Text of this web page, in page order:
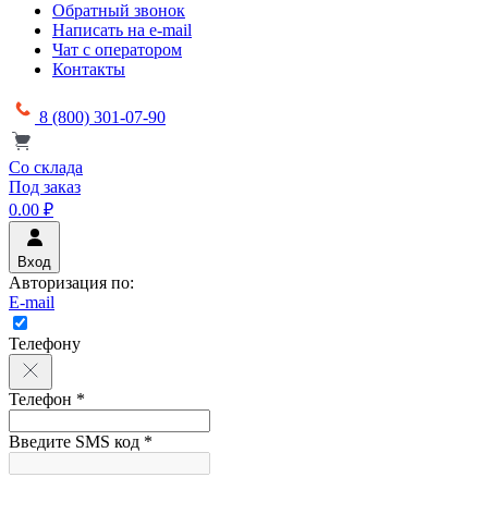
Обратный звонок
Написать на e-mail
Чат с оператором
Контакты
8 (800) 301-07-90
Со склада
Под заказ
0.00 ₽
Вход
Авторизация по:
E-mail
Телефону
Телефон *
Введите SMS код *